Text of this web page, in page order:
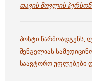
თავის მოვლის
პოსტი წარმოადგენს,
შენგელიას
საავტორო უფლებები